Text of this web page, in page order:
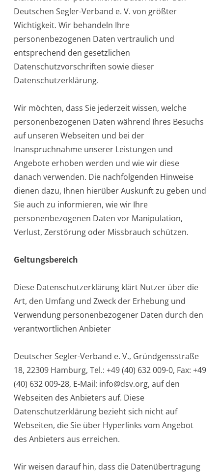
Deutschen Segler-Verband e. V. von größter
Wichtigkeit. Wir behandeln Ihre
personenbezogenen Daten vertraulich und
entsprechend den gesetzlichen
Datenschutzvorschriften sowie dieser
Datenschutzerklärung.
Wir möchten, dass Sie jederzeit wissen, welche
personenbezogenen Daten während Ihres Besuchs
auf unseren Webseiten und bei der
Inanspruchnahme unserer Leistungen und
Angebote erhoben werden und wie wir diese
danach verwenden. Die nachfolgenden Hinweise
dienen dazu, Ihnen hierüber Auskunft zu geben und
Sie auch zu informieren, wie wir Ihre
personenbezogenen Daten vor Manipulation,
Verlust, Zerstörung oder Missbrauch schützen.
Geltungsbereich
Diese Datenschutzerklärung klärt Nutzer über die
Art, den Umfang und Zweck der Erhebung und
Verwendung personenbezogener Daten durch den
verantwortlichen Anbieter
Deutscher Segler-Verband e. V., Gründgensstraße
18, 22309 Hamburg, Tel.: +49 (40) 632 009-0, Fax: +49
(40) 632 009-28, E-Mail: info@dsv.org, auf den
Webseiten des Anbieters auf. Diese
Datenschutzerklärung bezieht sich nicht auf
Webseiten, die Sie über Hyperlinks vom Angebot
des Anbieters aus erreichen.
Wir weisen darauf hin, dass die Datenübertragung